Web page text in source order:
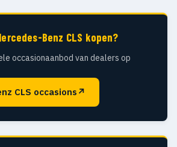
Benz CLS kopen?
occasionaanbod van dealers op
CLS occasions ↗